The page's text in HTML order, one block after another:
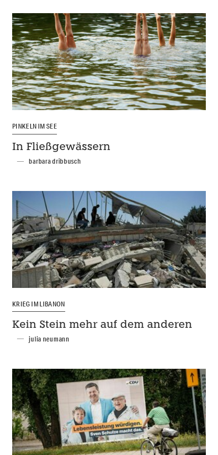
PINKELN IM SEE
In Fließgewässern
barbara dribbusch
KRIEG IM LIBANON
Kein Stein mehr auf dem anderen
julia neumann